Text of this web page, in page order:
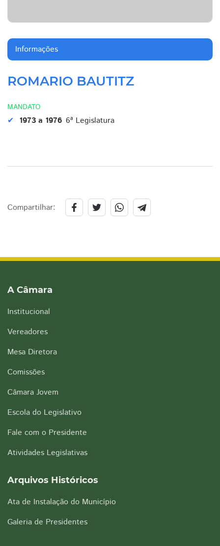
Informações
ROMARIO BAUTITZ
MANDATO
1973 a 1976 6ª Legislatura
Compartilhar:
A Câmara
Institucional
Vereadores
Mesa Diretora
Comissões
Câmara Jovem
Escola do Legislativo
Fale com o Presidente
Atividades Legislativas
Arquivos Históricos
Ata de Instalação do Município
Galeria de Presidentes